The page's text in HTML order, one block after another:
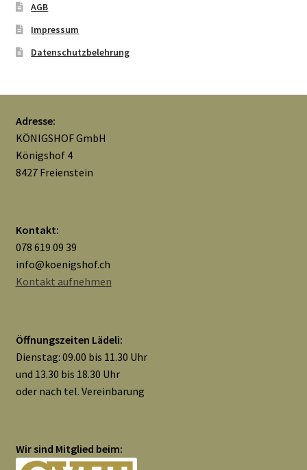
Twint – QR-Code KÖNIGSHOF
Warenkorb
Widerrufsbelehrung
Galerie
AGB
Impressum
Datenschutzbelehrung
Adresse:
KÖNIGSHOF GmbH
Königshof 4
8427 Freienstein
Kontakt:
078 619 09 39
info@koenigshof.ch
Kontakt aufnehmen
Öffnungszeiten Lädeli:
Dienstag: 09.00 bis 11.30 Uhr
und 13.30 bis 18.30 Uhr
oder nach tel. Vereinbarung
Wir sind Mitglied beim: